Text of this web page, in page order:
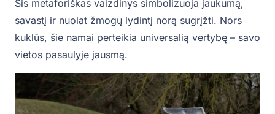
Šis metaforiškas vaizdinys simbolizuoja jaukumą,
savastį ir nuolat žmogų lydintį norą sugrįžti. Nors
kuklūs, šie namai perteikia universalią vertybę – savo
vietos pasaulyje jausmą.